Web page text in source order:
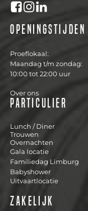
Openingstijden
Proeflokaal:
Maandag t/m zondag:
10:00 tot 22:00 uur
Over ons
Particulier
Lunch / Diner
Trouwen
Overnachten
Gala locatie
Familiedag Limburg
Babyshower
Uitvaartlocatie
Zakelijk